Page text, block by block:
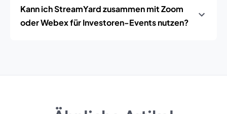
Kann ich StreamYard zusammen mit Zoom
oder Webex für Investoren-Events nutzen?